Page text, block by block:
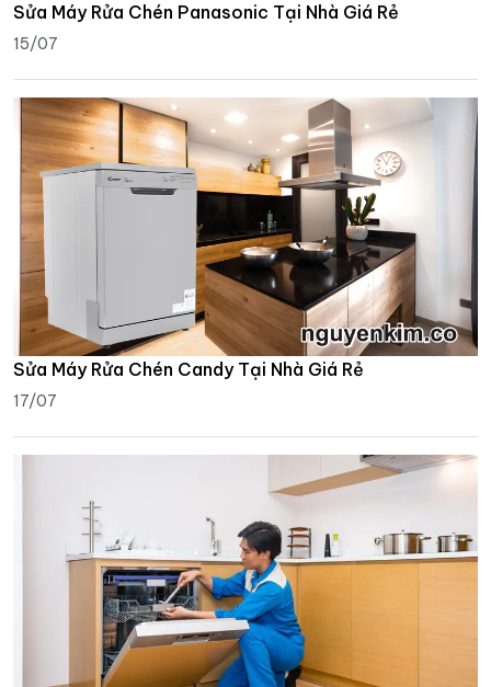
Sửa Máy Rửa Chén Panasonic Tại Nhà Giá Rẻ
15/07
Sửa Máy Rửa Chén Candy Tại Nhà Giá Rẻ
17/07